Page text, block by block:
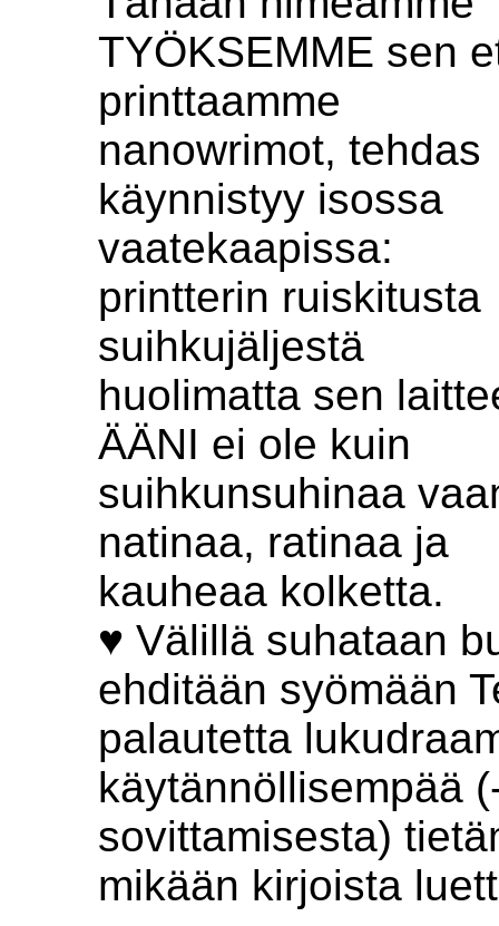
TYÖKSEMME sen
printtaamme
nanowrimot, tehdas
käynnistyy isossa
vaatekaapissa:
printterin ruiskitusta
suihkujäljestä
huolimatta sen
ÄÄNI ei ole kuin
suihkunsuhinaa
natinaa, ratinaa ja
kauheaa kolketta.
♥ Välillä suhataan
ehditään syömään
palautetta
käytännöllisempää
sovittamisesta)
mikään kirjoista